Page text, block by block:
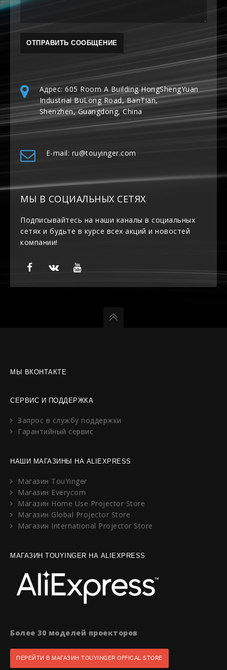
Адрес: 605 Room A Building HongShengYuan
Industrial BuLong Road, BanTian,
Shenzhen, Guangdong, China
E-mail: ru@touyinger.com
МЫ В СОЦИАЛЬНЫХ СЕТЯХ
Подписывайтесь на наши каналы в социальных
сетях и будьте в курсе всех акций и новостей
компании!
МЫ ВКОНТАКТЕ
СЕРВИС И ПОДДЕРЖКА
Запрос в службу поддержки
Гарантийный сервис
НАШИ МАГАЗИНЫ НА ALIEXPRESS
Магазин TouYinger
Магазин Everycom
Магазин Home Use Projector Store
Магазин Global Projector Store
Магазин International Projector Store
МАГАЗИН TOUYINGER НА ALIEXPRESS
Более 30 моделей проекторов
ПЕРЕЙТИ В МАГАЗИН TOUYINGER OFFICAL STORE